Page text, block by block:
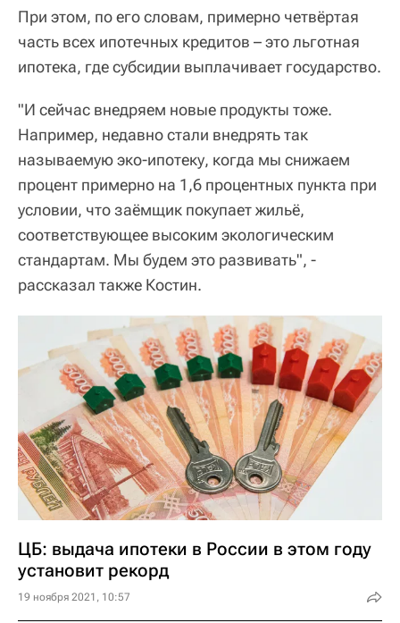
При этом, по его словам, примерно четвёртая
часть всех ипотечных кредитов – это льготная
ипотека, где субсидии выплачивает государство.
"И сейчас внедряем новые продукты тоже.
Например, недавно стали внедрять так
называемую эко-ипотеку, когда мы снижаем
процент примерно на 1,6 процентных пункта при
условии, что заёмщик покупает жильё,
соответствующее высоким экологическим
стандартам. Мы будем это развивать", -
рассказал также Костин.
ЦБ: выдача ипотеки в России в этом году
установит рекорд
19 ноября 2021, 10:57